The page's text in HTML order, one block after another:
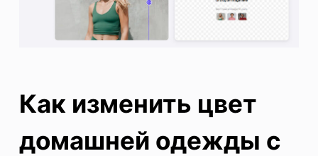
Как изменить цвет
домашней одежды с